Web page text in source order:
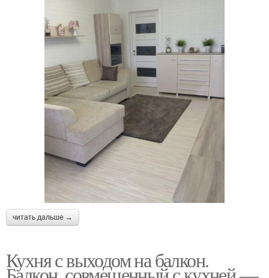
читать дальше →
Кухня с выходом на балкон.